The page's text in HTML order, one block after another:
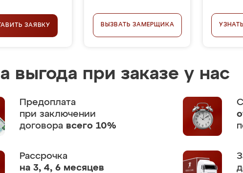
ЗАЯВКУ ВЫЗВАТЬ ЗАМЕРЩИКА
выгода при заказе у нас
Предоплата
при заключении
договора всего 10%
Рассрочка
на 3, 4, 6 месяцев